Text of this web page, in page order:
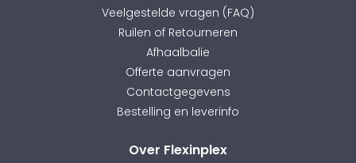
Veelgestelde vragen (FAQ)
Ruilen of Retourneren
Afhaalbalie
Offerte aanvragen
Contactgegevens
Bestelling en leverinfo
Over Flexinplex